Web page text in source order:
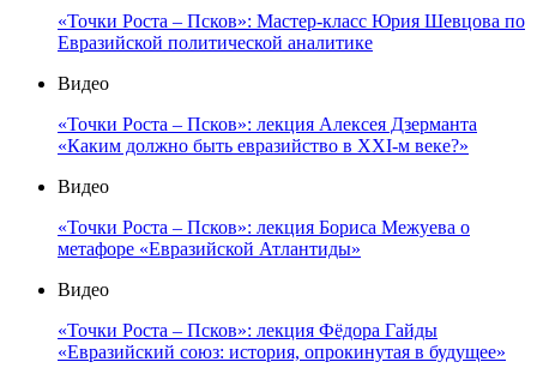
«Точки Роста – Псков»: Мастер-класс Юрия Шевцова по
Евразийской политической аналитике
Видео
«Точки Роста – Псков»: лекция Алексея Дзерманта
«Каким должно быть евразийство в XXI-м веке?»
Видео
«Точки Роста – Псков»: лекция Бориса Межуева о
метафоре «Евразийской Атлантиды»
Видео
«Точки Роста – Псков»: лекция Фёдора Гайды
«Евразийский союз: история, опрокинутая в будущее»